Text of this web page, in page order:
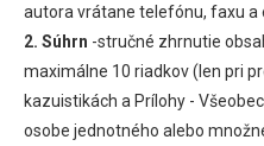
autora vrátane telefónu, faxu a
2. Súhrn -stručné zhrnutie
maximálne 10 riadkov (len pri
kazuistikách a Prílohy -
osobe jednotného alebo